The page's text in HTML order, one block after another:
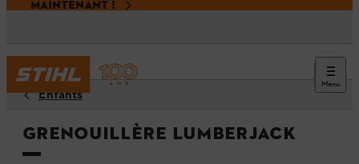
MAINTENANT !
Menu
Enfants
Grenouillère LUMBERJACK